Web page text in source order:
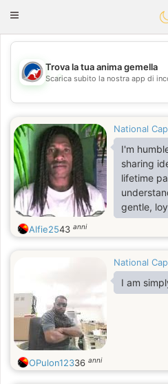
Toggle
💖
💕
Trova la tua anima gemella
Scarica subito la nostra app di
National
I'm
sharing
lifetime
gentle,
share life,
together.
Alfie2543 anni
National
I am
OPulon12336 anni